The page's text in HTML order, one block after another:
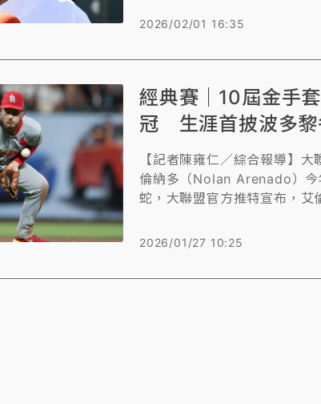
Manfred）已收到波多黎各方
2026/02/01 16:35
經典賽｜10屆金手
冠 生涯首披波多黎
【記者陳雍仁／綜合報導】
倫納多（Nolan Arenado）今
蛇，大聯盟官方推特宣布，艾
2026/01/27 10:25